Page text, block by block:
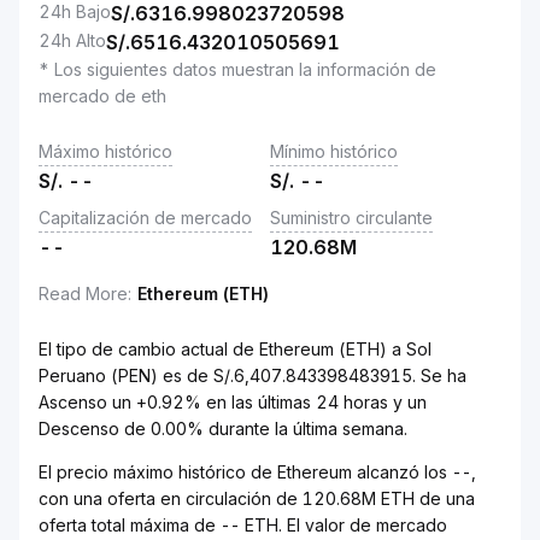
24h BajoS/.6316.998023720598
24h AltoS/.6516.432010505691
* Los siguientes datos muestran la información de
mercado de eth
Máximo histórico
S/. --
Mínimo histórico
S/. --
Capitalización de mercado
--
Suministro circulante
120.68M
Read More: Ethereum (ETH)
El tipo de cambio actual de Ethereum (ETH) a Sol
Peruano (PEN) es de S/.6,407.843398483915. Se ha
Ascenso un +0.92% en las últimas 24 horas y un
Descenso de 0.00% durante la última semana.
El precio máximo histórico de Ethereum alcanzó los --,
con una oferta en circulación de 120.68M ETH de una
oferta total máxima de -- ETH. El valor de mercado